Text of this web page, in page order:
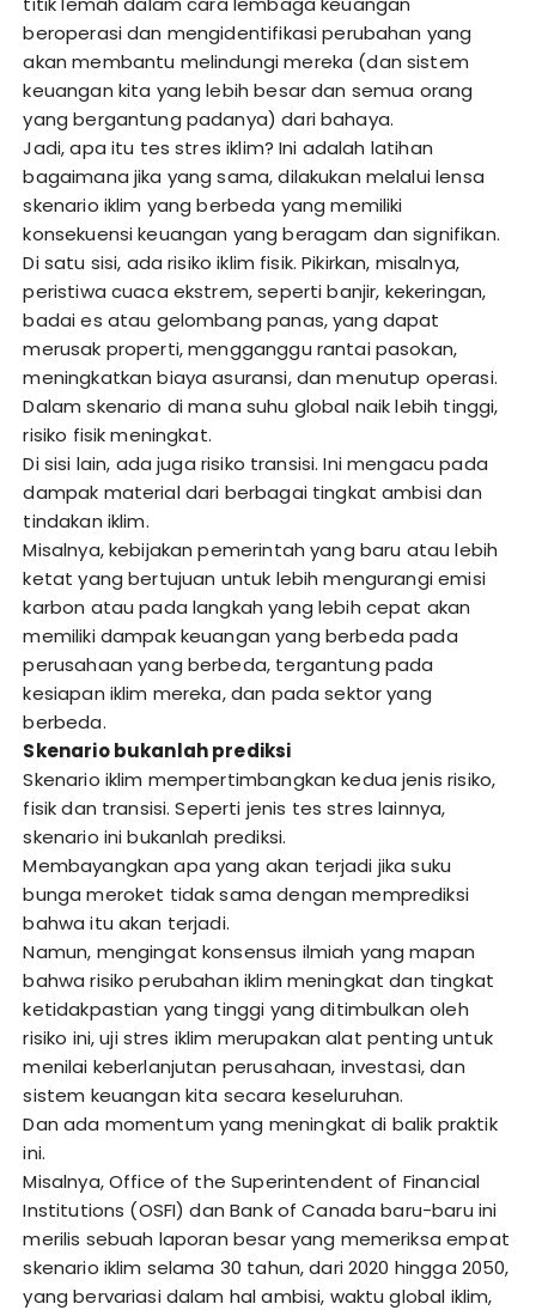
beroperasi dan mengidentifikasi perubahan yang
akan membantu melindungi mereka (dan sistem
keuangan kita yang lebih besar dan semua orang
yang bergantung padanya) dari bahaya.
Jadi, apa itu tes stres iklim? Ini adalah latihan
bagaimana jika yang sama, dilakukan melalui lensa
skenario iklim yang berbeda yang memiliki
konsekuensi keuangan yang beragam dan signifikan.
Di satu sisi, ada risiko iklim fisik. Pikirkan, misalnya,
peristiwa cuaca ekstrem, seperti banjir, kekeringan,
badai es atau gelombang panas, yang dapat
merusak properti, mengganggu rantai pasokan,
meningkatkan biaya asuransi, dan menutup operasi.
Dalam skenario di mana suhu global naik lebih tinggi,
risiko fisik meningkat.
Di sisi lain, ada juga risiko transisi. Ini mengacu pada
dampak material dari berbagai tingkat ambisi dan
tindakan iklim.
Misalnya, kebijakan pemerintah yang baru atau lebih
ketat yang bertujuan untuk lebih mengurangi emisi
karbon atau pada langkah yang lebih cepat akan
memiliki dampak keuangan yang berbeda pada
perusahaan yang berbeda, tergantung pada
kesiapan iklim mereka, dan pada sektor yang
berbeda.
Skenario bukanlah prediksi
Skenario iklim mempertimbangkan kedua jenis risiko,
fisik dan transisi. Seperti jenis tes stres lainnya,
skenario ini bukanlah prediksi.
Membayangkan apa yang akan terjadi jika suku
bunga meroket tidak sama dengan memprediksi
bahwa itu akan terjadi.
Namun, mengingat konsensus ilmiah yang mapan
bahwa risiko perubahan iklim meningkat dan tingkat
ketidakpastian yang tinggi yang ditimbulkan oleh
risiko ini, uji stres iklim merupakan alat penting untuk
menilai keberlanjutan perusahaan, investasi, dan
sistem keuangan kita secara keseluruhan.
Dan ada momentum yang meningkat di balik praktik
ini.
Misalnya, Office of the Superintendent of Financial
Institutions (OSFI) dan Bank of Canada baru-baru ini
merilis sebuah laporan besar yang memeriksa empat
skenario iklim selama 30 tahun, dari 2020 hingga 2050,
yang bervariasi dalam hal ambisi, waktu global iklim,